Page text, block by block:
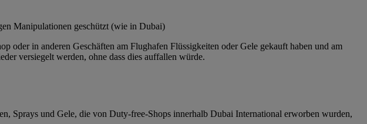
Manipulationen geschützt (wie in Dubai)
oder in anderen Geschäften am Flughafen Flüssigkeiten oder Gele gekauft haben und am
versiegelt werden, ohne dass dies auffallen würde.
Sprays und Gele, die von Duty-free-Shops innerhalb Dubai International erworben wurden,